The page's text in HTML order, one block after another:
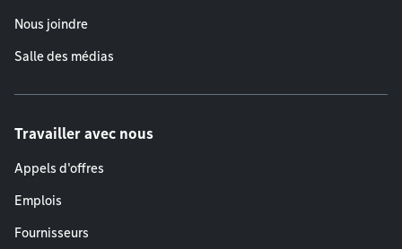
Nous joindre
Salle des médias
Travailler avec nous
Appels d'offres
Emplois
Fournisseurs